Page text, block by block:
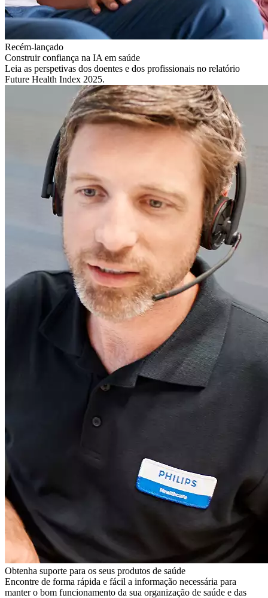
Recém-lançado
Construir confiança na IA em saúde
Leia as perspetivas dos doentes e dos profissionais no relatório
Future Health Index 2025.
Obtenha suporte para os seus produtos de saúde
Encontre de forma rápida e fácil a informação necessária para
manter o bom funcionamento da sua organização de saúde e das